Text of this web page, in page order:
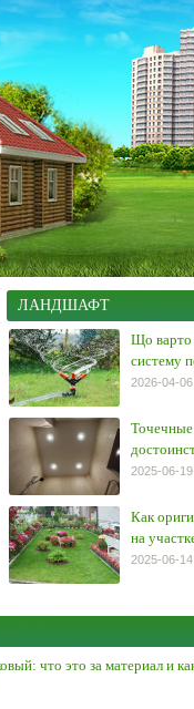
ЛАНДШАФТ
Що варто
систему
2026-04-06
Точечные
2025-06-19
Как
на
2025-06-14
что это за материал и